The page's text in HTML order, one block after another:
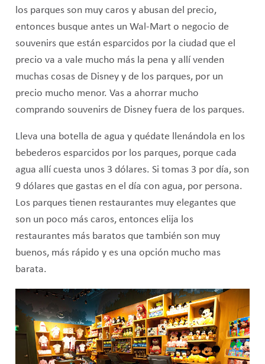
los parques son muy caros y abusan del precio,
entonces busque antes un Wal-Mart o negocio de
souvenirs que están esparcidos por la ciudad que el
precio va a vale mucho más la pena y allí venden
muchas cosas de Disney y de los parques, por un
precio mucho menor. Vas a ahorrar mucho
comprando souvenirs de Disney fuera de los parques.
Lleva una botella de agua y quédate llenándola en los
bebederos esparcidos por los parques, porque cada
agua allí cuesta unos 3 dólares. Si tomas 3 por día, son
9 dólares que gastas en el día con agua, por persona.
Los parques tienen restaurantes muy elegantes que
son un poco más caros, entonces elija los
restaurantes más baratos que también son muy
buenos, más rápido y es una opción mucho mas
barata.